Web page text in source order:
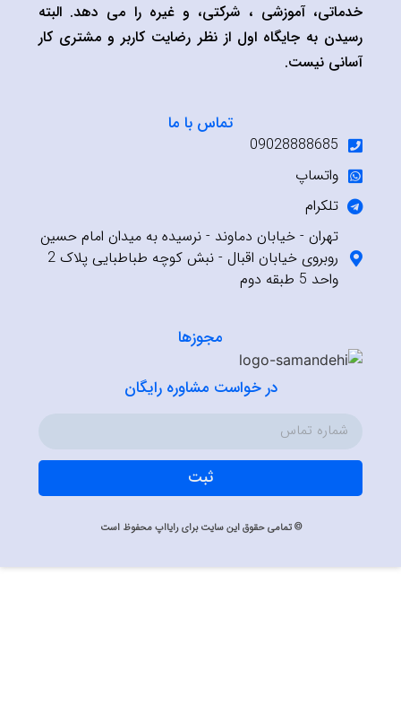
خدماتی، آموزشی ، شرکتی، و غیره را می دهد. البته
رسیدن به جایگاه اول از نظر رضایت کاربر و مشتری کار
آسانی نیست.
تماس با ما
09028888685
واتساپ
تلکرام
تهران - خیابان دماوند - نرسیده به میدان امام حسین
روبروی خیابان اقبال - نبش کوچه طباطبایی پلاک 2
واحد 5 طبقه دوم
مجوزها
در خواست مشاوره رایگان
ثبت
© تمامی حقوق این سایت برای رایااپ محفوظ است